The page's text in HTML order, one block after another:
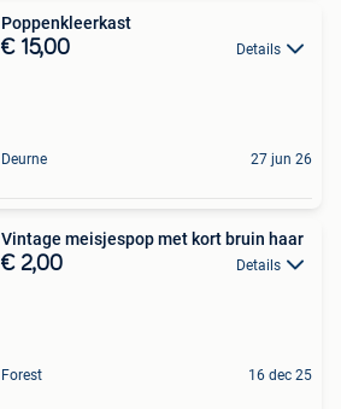
Poppenkleerkast
€ 15,00 Details
Deurne 27 jun 26
Vintage meisjespop met kort bruin haar
€ 2,00 Details
Forest 16 dec 25